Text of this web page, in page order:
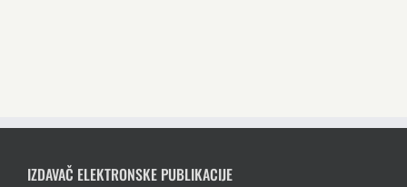
IZDAVAČ ELEKTRONSKE PUBLIKACIJE